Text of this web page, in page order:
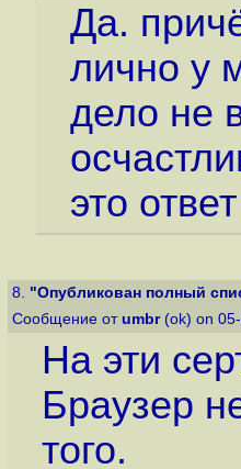
Да.
лично у
дело не
это
8. "Опубликован полный
Сообщение от umbr(ok) on
На эти
Браузер
того.